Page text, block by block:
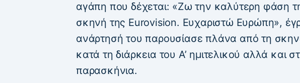
αγάπη που δέχεται: «Ζω την καλύτερη φάση
σκηνή της Eurovision. Ευχαριστώ Ευρώπη»,
ανάρτησή του παρουσίασε πλάνα από τη
κατά τη διάρκεια του Α’ ημιτελικού αλλά και
παρασκήνια.